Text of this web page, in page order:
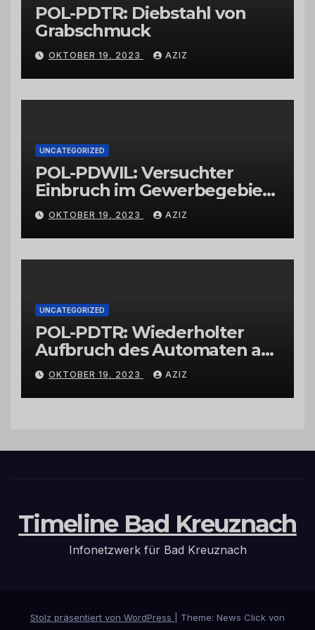
POL-PDTR: Diebstahl von
Grabschmuck
OKTOBER 19, 2023 AZIZ
UNCATEGORIZED
POL-PDWIL: Versuchter
Einbruch im Gewerbegebiet
Wittlich
OKTOBER 19, 2023 AZIZ
UNCATEGORIZED
POL-PDTR: Wiederholter
Aufbruch des Automaten am
Wohnmobilstellplatz in
Hermeskeil am Labachweg
OKTOBER 19, 2023 AZIZ
Timeline Bad Kreuznach
Infonetzwerk für Bad Kreuznach
Stolz präsentiert von WordPress
Theme: News Click von